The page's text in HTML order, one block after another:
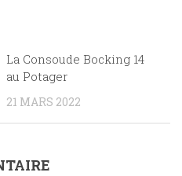
La Consoude Bocking 14
au Potager
21 MARS 2022